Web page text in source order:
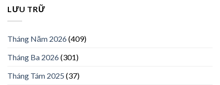
LƯU TRỮ
Tháng Năm 2026(409)
Tháng Ba 2026(301)
Tháng Tám 2025 (37)